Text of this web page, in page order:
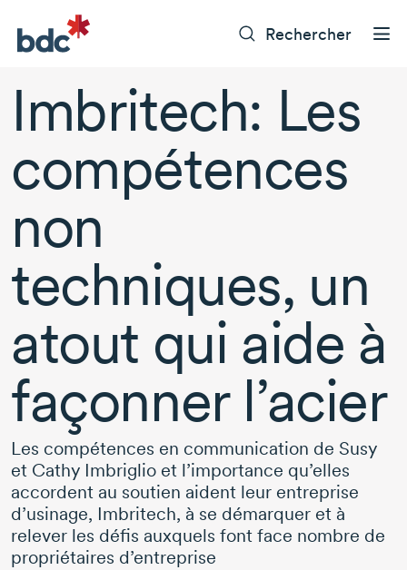
Rechercher
Imbritech: Les
compétences
non
techniques, un
atout qui aide à
façonner l’acier
Les compétences en communication de Susy
et Cathy Imbriglio et l’importance qu’elles
accordent au soutien aident leur entreprise
d’usinage, Imbritech, à se démarquer et à
relever les défis auxquels font face nombre de
propriétaires d’entreprise